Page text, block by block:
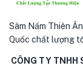
Sâm Nấm Thiên
Quốc chất lượng
CÔNG TY TNHH